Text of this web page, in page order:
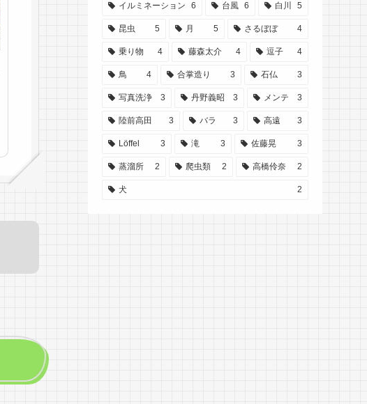
イルミネーション 6 台風 6 白川 5
昆虫 5 月 5 さるぼぼ 4
乗り物 4 藤森太介 4 逗子 4
鳥 4 合掌造り 3 石仏 3
写真洗浄 3 丹野義昭 3 メンテ 3
陸前高田 3 バラ 3 高遠 3
Löffel 3 滝 3 佐藤晃 3
蒸溜所 2 爬虫類 2 高橋伶奈 2
犬 2